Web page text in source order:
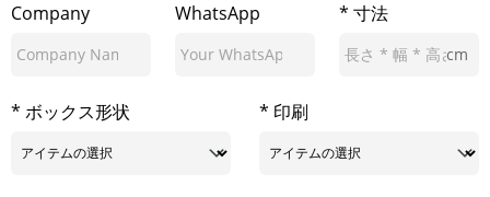
Company WhatsApp * 寸法
cm
* ボックス形状 * 印刷